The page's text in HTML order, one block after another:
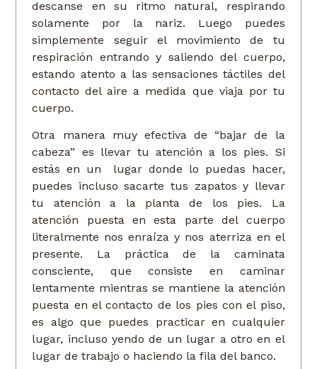
descanse en su ritmo natural, respirando
solamente por la nariz. Luego puedes
simplemente seguir el movimiento de tu
respiración entrando y saliendo del cuerpo,
estando atento a las sensaciones táctiles del
contacto del aire a medida que viaja por tu
cuerpo.
Otra manera muy efectiva de “bajar de la
cabeza” es llevar tu atención a los pies. Si
estás en un lugar donde lo puedas hacer,
puedes incluso sacarte tus zapatos y llevar
tu atención a la planta de los pies. La
atención puesta en esta parte del cuerpo
literalmente nos enraíza y nos aterriza en el
presente. La práctica de la caminata
consciente, que consiste en caminar
lentamente mientras se mantiene la atención
puesta en el contacto de los pies con el piso,
es algo que puedes practicar en cualquier
lugar, incluso yendo de un lugar a otro en el
lugar de trabajo o haciendo la fila del banco.